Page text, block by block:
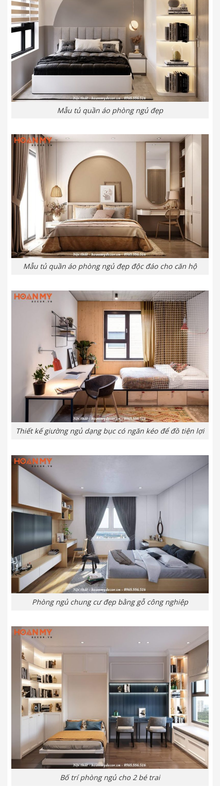
Mẫu tủ quần áo phòng ngủ đẹp
Mẫu tủ quần áo phòng ngủ đẹp độc đáo cho căn hộ
Thiết kế giường ngủ dạng bục có ngăn kéo để đồ tiện lợi
Phòng ngủ chung cư đẹp bằng gỗ công nghiệp
Bố trí phòng ngủ cho 2 bé trai